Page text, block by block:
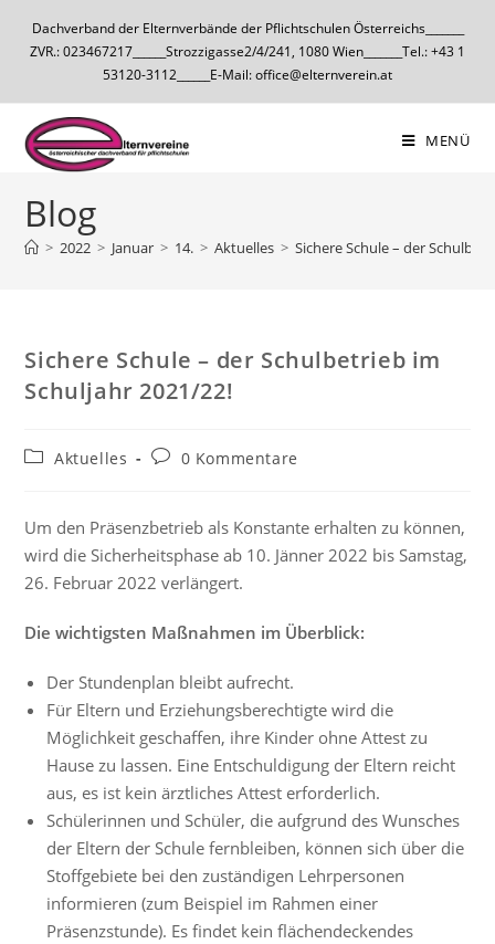
Dachverband der Elternverbände der Pflichtschulen Österreichs_______
ZVR.: 023467217______Strozzigasse2/4/241, 1080 Wien_______Tel.: +43 1
53120-3112______E-Mail: office@elternverein.at
MENÜ
Blog
> 2022 > Januar > 14. > Aktuelles > Sichere Schule – der
Sichere Schule – der Schulbetrieb im
Schuljahr 2021/22!
Aktuelles 0 Kommentare
Um den Präsenzbetrieb als Konstante erhalten zu können,
wird die Sicherheitsphase ab 10. Jänner 2022 bis Samstag,
26. Februar 2022 verlängert.
Die wichtigsten Maßnahmen im Überblick:
Der Stundenplan bleibt aufrecht.
Für Eltern und Erziehungsberechtigte wird die
Möglichkeit geschaffen, ihre Kinder ohne Attest zu
Hause zu lassen. Eine Entschuldigung der Eltern reicht
aus, es ist kein ärztliches Attest erforderlich.
Schülerinnen und Schüler, die aufgrund des Wunsches
der Eltern der Schule fernbleiben, können sich über die
Stoffgebiete bei den zuständigen Lehrpersonen
informieren (zum Beispiel im Rahmen einer
Präsenzstunde). Es findet kein flächendeckendes